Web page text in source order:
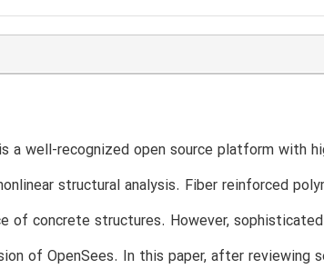
a well-recognized open source platform with
structural analysis. Fiber reinforced
of concrete structures. However,
of OpenSees. In this paper, after